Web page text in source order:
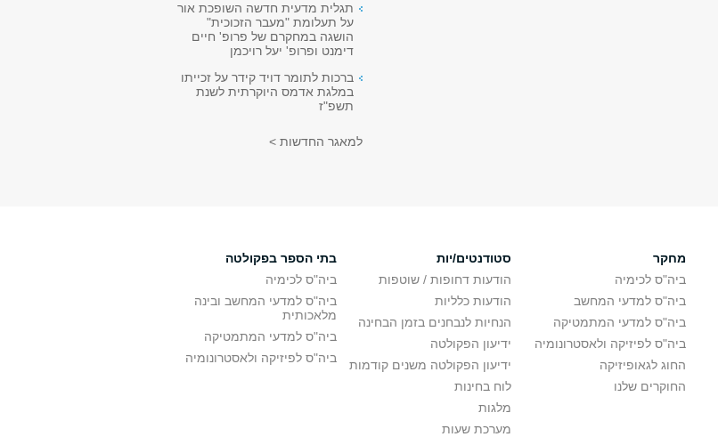
תגלית מדעית חדשה השופכת אור
על תעלומת "מעבר הזכוכית"
הושגה במחקרם של פרופ' חיים
דימנט ופרופ' יעל רויכמן
ברכות לתומר דויד קידר על זכייתו
במלגת אדמס היוקרתית לשנת
תשפ"ז
למאגר החדשות >
מחקר
ביה"ס לכימיה
ביה"ס למדעי המחשב
ביה"ס למדעי המתמטיקה
ביה"ס לפיזיקה ולאסטרונומיה
החוג לגאופיזיקה
החוקרים שלנו
סטודנטים/יות
הודעות דחופות / שוטפות
הודעות כלליות
הנחיות לנבחנים בזמן הבחינה
ידיעון הפקולטה
ידיעון הפקולטה משנים קודמות
לוח בחינות
מלגות
מערכת שעות
בתי הספר בפקולטה
ביה"ס לכימיה
ביה"ס למדעי המחשב ובינה
מלאכותית
ביה"ס למדעי המתמטיקה
ביה"ס לפיזיקה ולאסטרונומיה